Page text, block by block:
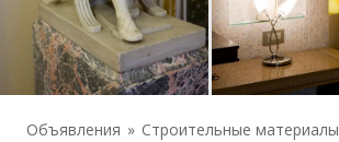
Объявления Строительные материалы